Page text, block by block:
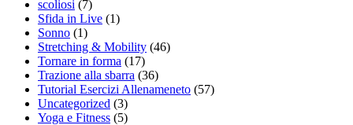
scoliosi (7)
Sfida in Live (1)
Sonno (1)
Stretching & Mobility (46)
Tornare in forma (17)
Trazione alla sbarra (36)
Tutorial Esercizi Allenameneto (57)
Uncategorized (3)
Yoga e Fitness (5)